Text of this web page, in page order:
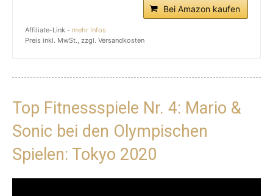
Bei Amazon kaufen
Affiliate-Link - mehr Infos
Preis inkl. MwSt., zzgl. Versandkosten
Top Fitnessspiele Nr. 4: Mario &
Sonic bei den Olympischen
Spielen: Tokyo 2020